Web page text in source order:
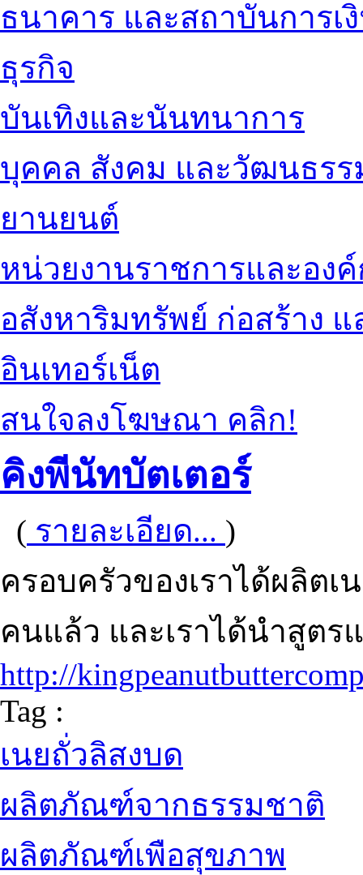
ธนาคาร และสถาบันการเ
ธุรกิจ
บันเทิงและนันทนาการ
บุคคล สังคม และวัฒนธรร
ยานยนต์
หน่วยงานราชการและอง
อสังหาริมทรัพย์ ก่อสร้าง
อินเทอร์เน็ต
สนใจลงโฆษณา คลิก!
คิงพีนัทบัตเตอร์
( รายละเอียด... )
ครอบครัวของเราได้ผลิต
คนแล้ว และเราได้นำสูตร
http://
Tag :
เนยถั่วลิสงบด
ผลิตภัณฑ์จากธรรมชาติ
ผลิตภัณฑ์เพือสุขภาพ